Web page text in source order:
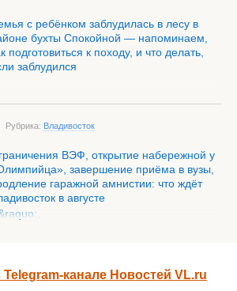
с ребёнком заблудилась в лесу в
бухты Спокойной — напоминаем,
подготовиться к походу, и что делать,
заблудился
Рубрика: Владивосток
ВЭФ, открытие набережной у
завершение приёма в вузы,
гаражной амнистии: что ждёт
в августе
канале Новостей VL.ru